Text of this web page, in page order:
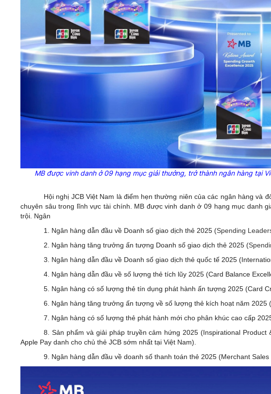
MB được vinh danh ở 09 hạng mục giải thưởng, trở thành ngân hàng tại
Hội nghị JCB Việt Nam là điểm hẹn thường niên của các ngân hàng và
chuyên sâu trong lĩnh vực tài chính. MB được vinh danh ở 09 hạng mục danh
trội. Ngân
1. Ngân hàng dẫn đầu về Doanh số giao dịch thẻ 2025 (Spending
2. Ngân hàng tăng trưởng ấn tượng Doanh số giao dịch thẻ 2025 (
3. Ngân hàng dẫn đầu về Doanh số giao dịch thẻ quốc tế 2025
4. Ngân hàng dẫn đầu về số lượng thẻ tích lũy 2025 (Card Balance
5. Ngân hàng có số lượng thẻ tín dụng phát hành ấn tượng 2025 (Card
6. Ngân hàng tăng trưởng ấn tượng về số lượng thẻ kích hoạt năm 2025
7. Ngân hàng có số lượng thẻ phát hành mới cho phân khúc cao cấp
8. Sản phẩm và giải pháp truyền cảm hứng 2025 (Inspirational
Apple Pay danh cho chủ thẻ JCB sớm nhất tại Việt Nam).
9. Ngân hàng dẫn đầu về doanh số thanh toán thẻ 2025 (Merchant